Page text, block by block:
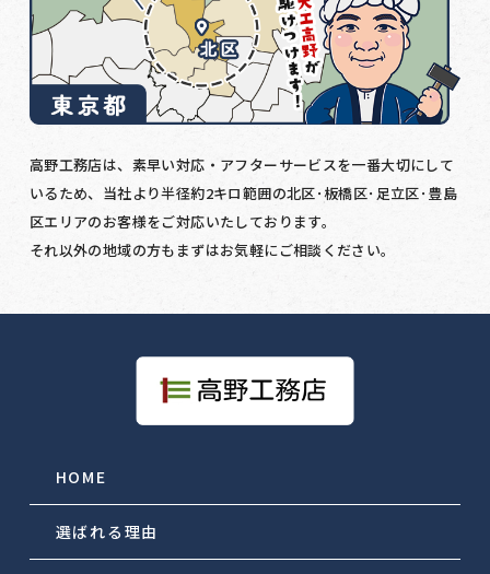
高野工務店は、素早い対応・アフターサービスを一番大切にして
いるため、当社より半径約2キロ範囲の北区･板橋区･足立区･豊島
区エリアのお客様をご対応いたしております。
それ以外の地域の方もまずはお気軽にご相談ください。
HOME
選ばれる理由